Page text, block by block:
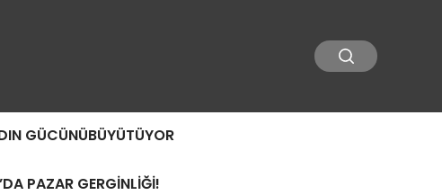
GÜCÜNÜBÜYÜTÜYOR
PAZAR GERGİNLİĞİ!